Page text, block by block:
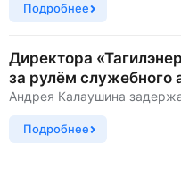
Подробнее
Директора
за рулём служебного
Андрея Калаушина
Подробнее